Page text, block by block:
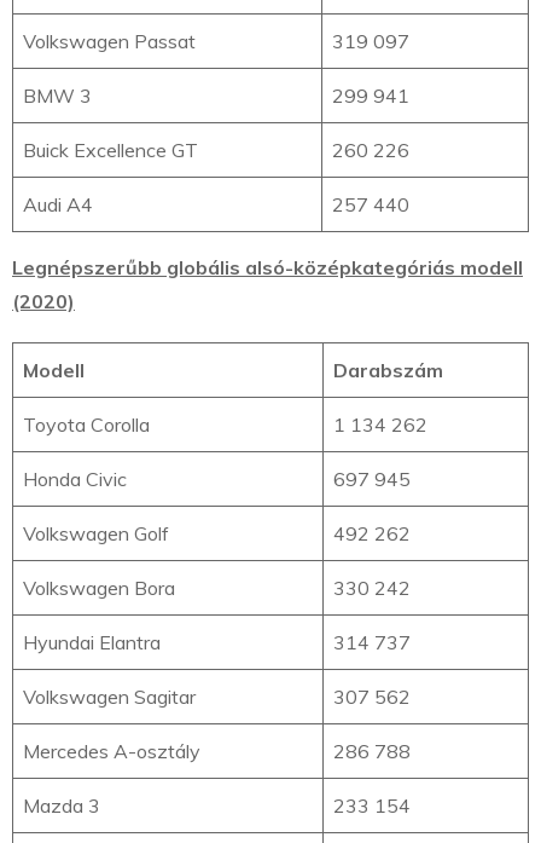
Volkswagen Passat 319 097
BMW 3 299 941
Buick Excellence GT 260 226
Audi A4 257 440
Legnépszerűbb globális alsó-középkategóriás modell
(2020)
Modell Darabszám
Toyota Corolla 1 134 262
Honda Civic 697 945
Volkswagen Golf 492 262
Volkswagen Bora 330 242
Hyundai Elantra 314 737
Volkswagen Sagitar 307 562
Mercedes A-osztály 286 788
Mazda 3 233 154